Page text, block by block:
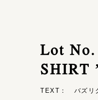
Lot
SHIRT
TEXT： バズリ